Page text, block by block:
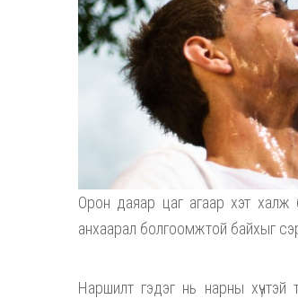
Орон даяар цаг агаар хэт халж
анхаарал болгоомжтой байхыг
Наршилт гэдэг нь нарны